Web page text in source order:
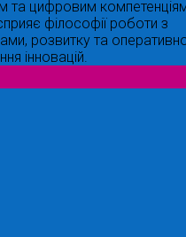
та цифровим
філософії роботи з
розвитку та
інновацій.